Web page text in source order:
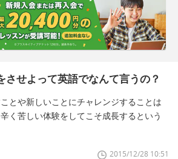
させよって英語でなんて言うの？
とや新しいことにチャレンジすることは
く苦しい体験をしてこそ成長するという
2015/12/28 10:51